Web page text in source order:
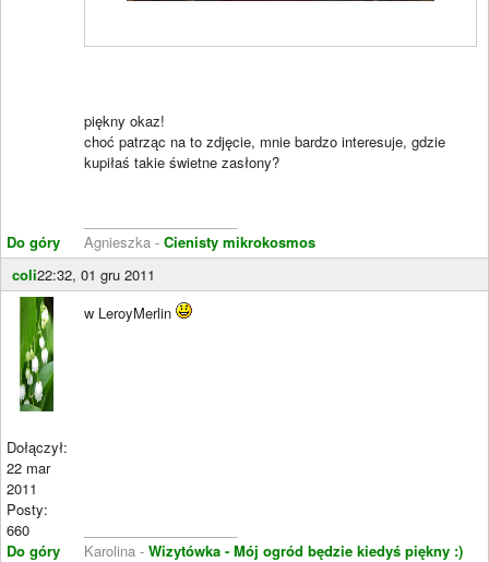
Do góry
piękny okaz!
choć patrząc na to zdjęcie, mnie bardzo interesuje, gdzie
kupiłaś takie świetne zasłony?
Agnieszka - Cienisty mikrokosmos
coli22:32, 01 gru 2011
Dołączył:
22 mar
2011
Posty:
660
Do góry
w LeroyMerlin
Karolina - Wizytówka - Mój ogród będzie kiedyś piękny :)